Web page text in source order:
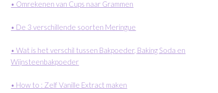
• Omrekenen van Cups naar Grammen
• De 3 verschillende soorten Meringue
• Wat is het verschil tussen Bakpoeder, Baking Soda en
Wijnsteenbakpoeder
• How to : Zelf Vanille Extract maken